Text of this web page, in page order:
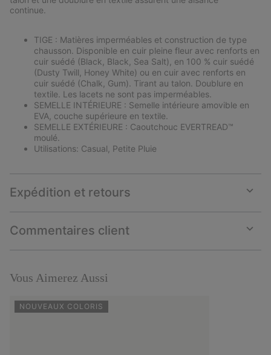
continue.
TIGE : Matières imperméables et construction de type
chausson. Disponible en cuir pleine fleur avec renforts en
cuir suédé (Black, Black, Sea Salt), en 100 % cuir suédé
(Dusty Twill, Honey White) ou en cuir avec renforts en
cuir suédé (Chalk, Gum). Tirant au talon. Doublure en
textile. Les lacets ne sont pas imperméables.
SEMELLE INTÉRIEURE : Semelle intérieure amovible en
EVA, couche supérieure en textile.
SEMELLE EXTÉRIEURE : Caoutchouc EVERTREAD™
moulé.
Utilisations: Casual, Petite Pluie
Expédition et retours
or
Commentaires client
or
Vous Aimerez Aussi
NOUVEAUX COLORIS